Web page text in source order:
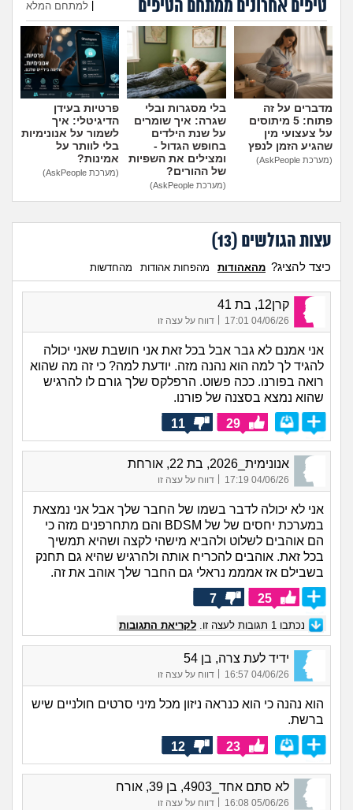
מה שעובר עליי
שומרים על הגוף
פיננסי וכלכלה
בין הסדינים
חיות מחמד
טיפים אחרונים ממתחם הטיפים למתחם המלא
הוספת טיפ
מדברים על זה
פתוח: 5 מיתוסים
על צעצועי מין
שהגיע הזמן לנפץ
(מערכת AskPeople)
בלי מסגרות ובלי
שגרה: איך שומרים
על שנת הילדים
בחופש הגדול -
ומצילים את השפיות
של ההורים?
(מערכת AskPeople)
פרטיות בעידן
הדיגיטלי: איך
לשמור על אנונימיות
בלי לוותר על
אמינות?
(מערכת AskPeople)
עצות הגולשים (13
)
כיצד להציג? מהאהודות מהפחות אהודות מהחדשות
קרן12, בת 41
04/06/26 17:01
| דווח על עצה זו
אני אמנם לא גבר אבל בכל זאת אני חושבת שאני יכולה
להגיד לך למה הוא נהנה מזה. יודעת למה? כי זה מה שהוא
רואה בפורנו. ככה פשוט. הרפלקס שלך גורם לו להרגיש
שהוא נמצא בסצנה של פורנו.
29
11
אנונימית_2026, בת 22, אורחת
04/06/26 17:19 דווח על עצה זו
אני לא יכולה לדבר בשמו של החבר שלך אבל אני נמצאת
במערכת יחסים של של BDSM והם מתחרפנים מזה כי
הם אוהבים לשלוט ולהביא מישהי לקצה ושהיא תמשיך
בכל זאת. אוהבים להכריח אותה ולהרגיש שהיא גם תחנק
בשבילם אז אמממ נראלי גם החבר שלך אוהב את זה.
25
7
נכתבו 1 תגובות לעצה זו. לקריאת התגובות
ידיד לעת צרה, בן 54
04/06/26 16:57 דווח על עצה זו
הוא נהנה כי הוא כנראה ניזון מכל מיני סרטים חולניים שיש
ברשת.
23
12
לא סתם אחד_4903, בן 39, אורח
05/06/26 16:08
| דווח על עצה זו